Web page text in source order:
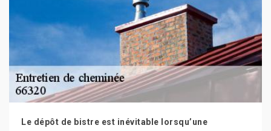
Le dépôt de bistre est inévitable lorsqu’une